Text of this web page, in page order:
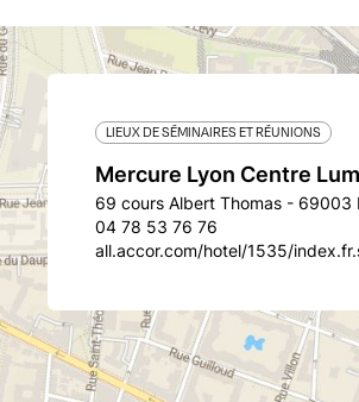
LIEUX DE SÉMINAIRES ET RÉUNIONS
Mercure Lyon Centre
69 cours Albert Thomas - 69003
04 78 53 76 76
all.accor.com/hotel/1535/